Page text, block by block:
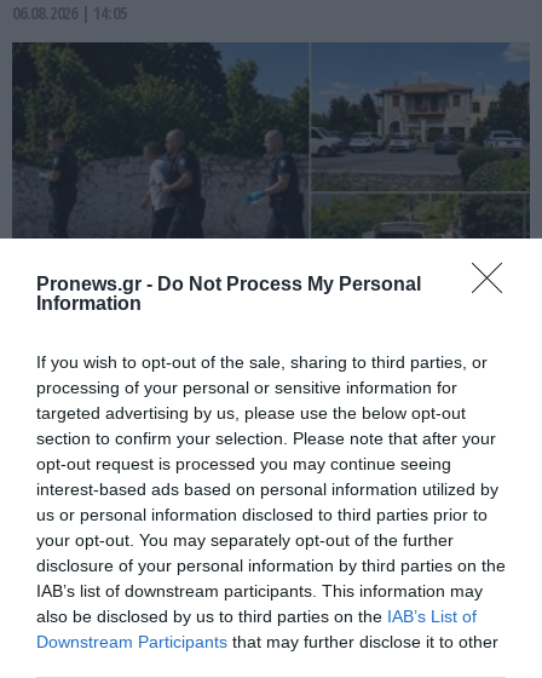
Pronews.gr - Do Not Process My Personal
Information
If you wish to opt-out of the sale, sharing to third parties, or
processing of your personal or sensitive information for
targeted advertising by us, please use the below opt-out
section to confirm your selection. Please note that after your
opt-out request is processed you may continue seeing
interest-based ads based on personal information utilized by
us or personal information disclosed to third parties prior to
your opt-out. You may separately opt-out of the further
disclosure of your personal information by third parties on the
IAB’s list of downstream participants. This information may
also be disclosed by us to third parties on the IAB’s List of
Downstream Participants that may further disclose it to other
06.08.2026 | 14:05
PRONEWS.GR / ΕΣΩΤΕΡΙΚΗ ΑΣΦΑΛΕΙΑ
Μυστράς: Από παθολογικά αίτια ο
θάνατος του 90χρονου που βρέθηκε σε
καταψύκτη ξενοδοχείου
06.08.2026 | 13:45